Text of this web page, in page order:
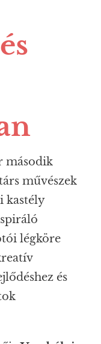
második
művészek
kastély
légköre
és